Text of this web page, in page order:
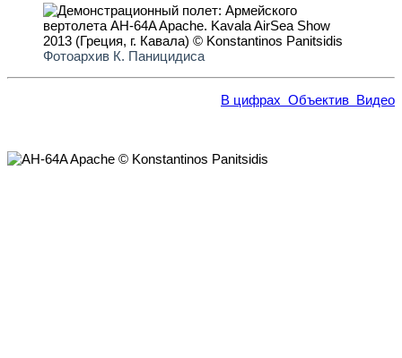
Фотоархив К. Паницидиса
В цифрах Объектив Видео